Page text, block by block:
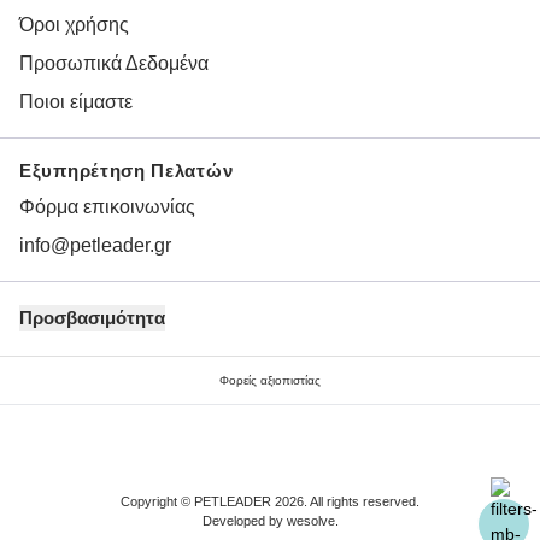
Όροι χρήσης
Προσωπικά Δεδομένα
Ποιοι είμαστε
Εξυπηρέτηση Πελατών
Φόρμα επικοινωνίας
info@petleader.gr
Προσβασιμότητα
Φορείς αξιοπιστίας
Copyright © PETLEADER 2026. All rights reserved.
Developed by wesolve.